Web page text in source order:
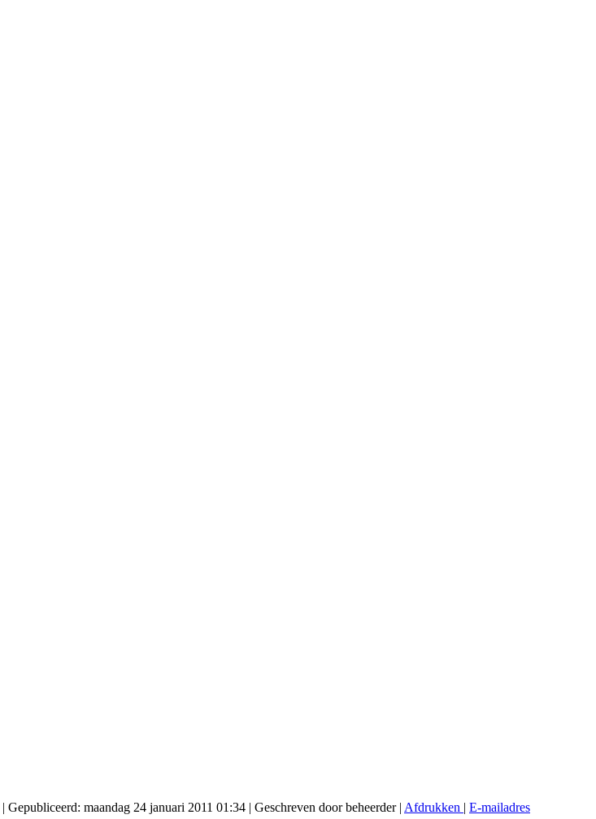
| Gepubliceerd: maandag 24 januari 2011 01:34 | Geschreven door beheerder| Afdrukken | E-mailadres